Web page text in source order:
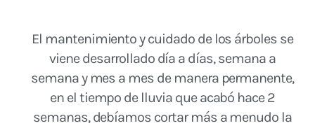
El mantenimiento y cuidado de los árboles se
viene desarrollado día a días, semana a
semana y mes a mes de manera permanente,
en el tiempo de lluvia que acabó hace 2
semanas, debíamos cortar más a menudo la